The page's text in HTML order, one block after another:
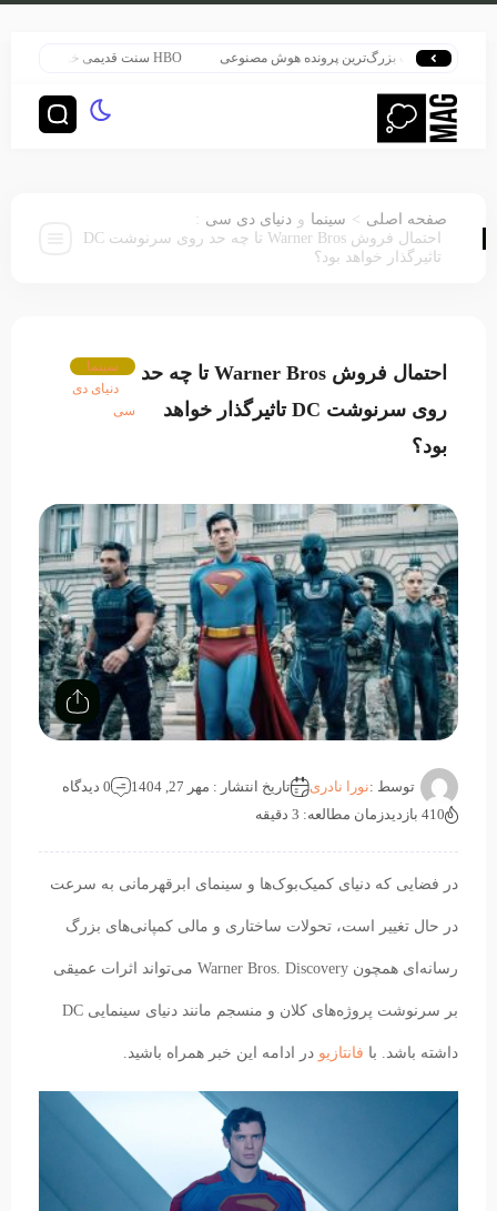
در قلب بزرگ‌ترین پرونده هوش مصنوعی HBO سنت قدیمی خود را برای پخش سریال هری پاتر تغییر داد
صفحه اصلی > سینما و دنیای دی سی :
احتمال فروش Warner Bros تا چه حد روی سرنوشت DC
تاثیرگذار خواهد بود؟
احتمال فروش Warner Bros تا چه حد
روی سرنوشت DC تاثیرگذار خواهد
بود؟
سینما
دنیای دی
سی
توسط :نورا نادری تاریخ انتشار : مهر 27, 1404
0 دیدگاه
410 بازدید
زمان مطالعه: 3 دقیقه
در فضایی که دنیای کمیک‌بوک‌ها و سینمای ابرقهرمانی به سرعت
در حال تغییر است، تحولات ساختاری و مالی کمپانی‌های بزرگ
رسانه‌ای همچون Warner Bros. Discovery می‌تواند اثرات عمیقی
بر سرنوشت پروژه‌های کلان و منسجم مانند دنیای سینمایی DC
داشته باشد. با فانتازیو در ادامه این خبر همراه باشید.